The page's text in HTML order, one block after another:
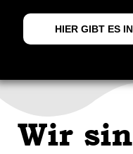
HIER GIBT ES
Wir